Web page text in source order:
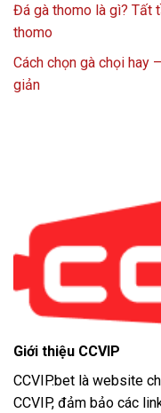
Đá gà thomo là gì? Tất
thomo
Cách chọn gà chọi hay
giản
Giới thiệu CCVIP
CCVIP.bet là website
CCVIP, đảm bảo các